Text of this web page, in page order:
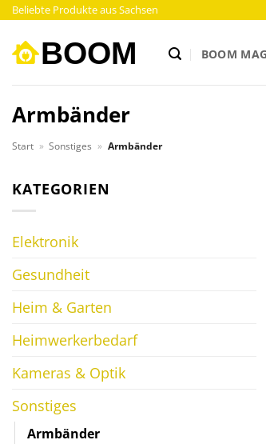
Zum
springen
Beliebte Produkte aus Sachsen
BOOM
Armbänder
Start » Sonstiges » Armbänder
KATEGORIEN
Elektronik
Gesundheit
Heim & Garten
Heimwerkerbedarf
Kameras & Optik
Sonstiges
Armbänder